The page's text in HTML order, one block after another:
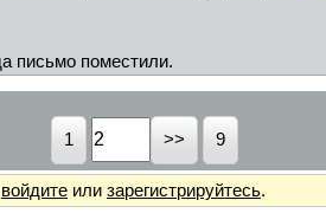
письмо поместили.
1 9
войдите или зарегистрируйтесь.